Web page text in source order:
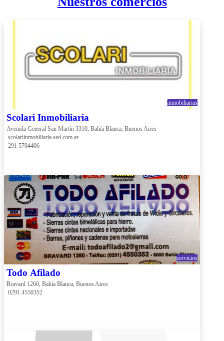
inmobiliarias
Scolari Inmobiliaria
Avenida General San Martín 3310, Bahía Blanca, Buenos Aires
scolariinmobiliaria.sed.com.ar
291 5704406
servicios
Todo Afilado
Bravard 1260, Bahía Blanca, Buenos Aires
0291 4550352